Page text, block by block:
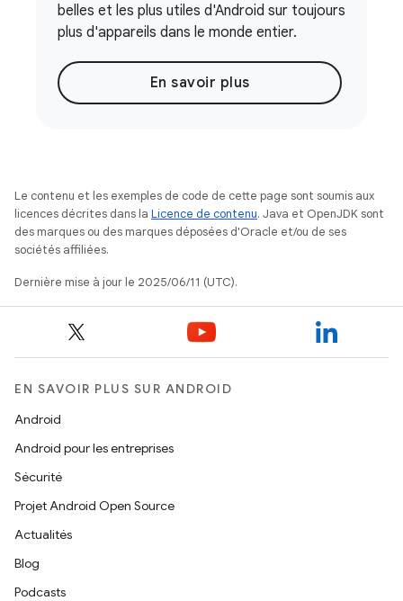
belles et les plus utiles d'Android sur toujours
plus d'appareils dans le monde entier.
En savoir plus
Le contenu et les exemples de code de cette page sont soumis aux
licences décrites dans la Licence de contenu. Java et OpenJDK sont
des marques ou des marques déposées d'Oracle et/ou de ses
sociétés affiliées.
Dernière mise à jour le 2025/06/11 (UTC).
EN SAVOIR PLUS SUR ANDROID
Android
Android pour les entreprises
Sécurité
Projet Android Open Source
Actualités
Blog
Podcasts